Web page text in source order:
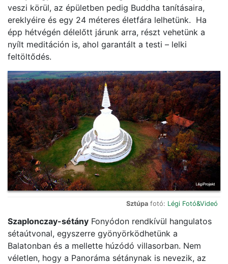
veszi körül, az épületben pedig Buddha tanításaira,
ereklyéire és egy 24 méteres életfára lelhetünk. Ha
épp hétvégén délelőtt járunk arra, részt vehetünk a
nyílt meditáción is, ahol garantált a testi – lelki
feltöltődés.
Sztúpa fotó: Légi Fotó&Videó
Szaplonczay-sétány Fonyódon rendkívül hangulatos
sétaútvonal, egyszerre gyönyörködhetünk a
Balatonban és a mellette húzódó villasorban. Nem
véletlen, hogy a Panoráma sétánynak is nevezik, az